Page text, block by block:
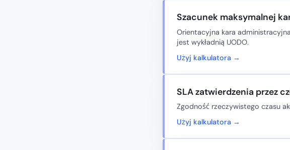
Szacunek maksymalnej
Orientacyjna kara
jest wykładnią UODO.
Użyj kalkulatora →
SLA zatwierdzenia przez
Zgodność rzeczywistego czasu
Użyj kalkulatora →